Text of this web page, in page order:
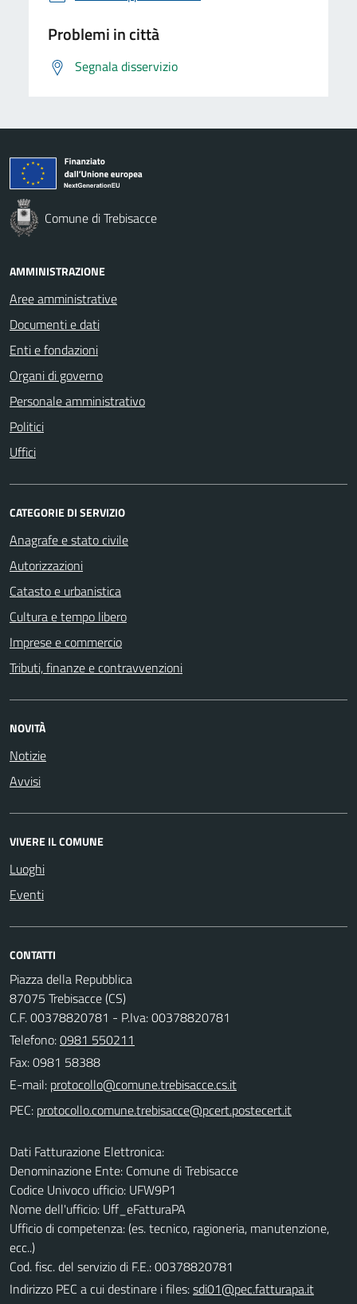
Problemi in città
Segnala disservizio
Comune di Trebisacce
AMMINISTRAZIONE
Aree amministrative
Documenti e dati
Enti e fondazioni
Organi di governo
Personale amministrativo
Politici
Uffici
CATEGORIE DI SERVIZIO
Anagrafe e stato civile
Autorizzazioni
Catasto e urbanistica
Cultura e tempo libero
Imprese e commercio
Tributi, finanze e contravvenzioni
NOVITÀ
Notizie
Avvisi
VIVERE IL COMUNE
Luoghi
Eventi
CONTATTI
Piazza della Repubblica
87075 Trebisacce (CS)
C.F. 00378820781 - P.Iva: 00378820781
Telefono:0981 550211
Fax: 0981 58388
E-mail:
PEC:
Dati Fatturazione Elettronica:
Denominazione Ente: Comune di Trebisacce
Codice Univoco ufficio: UFW9P1
Nome dell'ufficio: Uff_eFatturaPA
Ufficio di competenza: (es. tecnico, ragioneria, manutenzione,
ecc..)
Cod. fisc. del servizio di F.E.: 00378820781
Indirizzo PEC a cui destinare i files:sdi01@pec.fatturapa.it